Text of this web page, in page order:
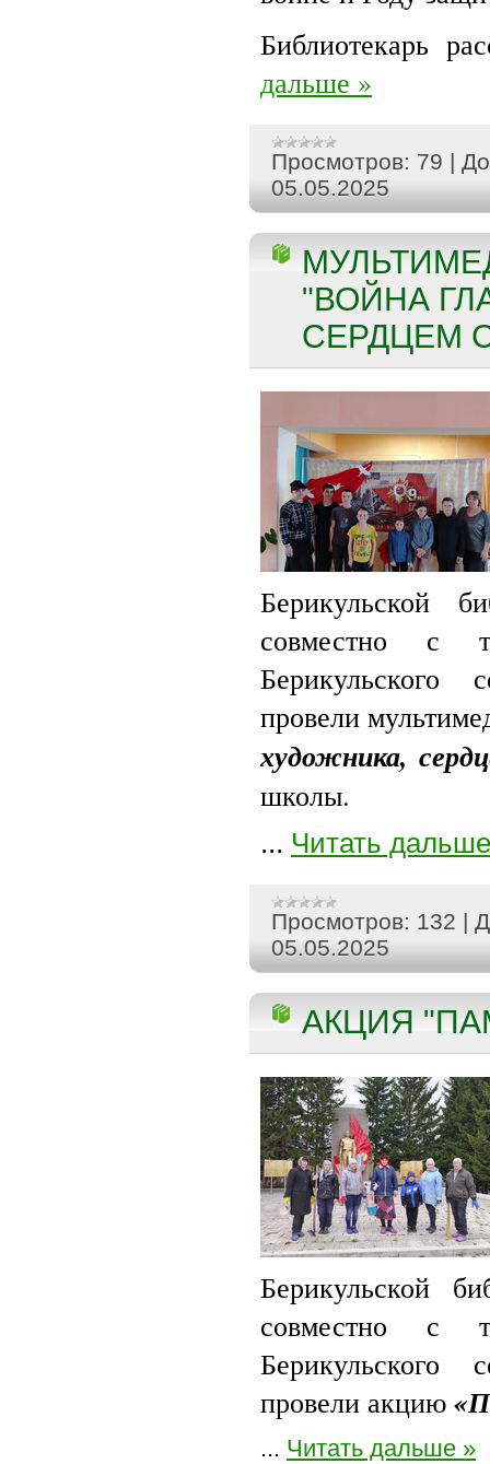
Библиотекарь
дальше »
Просмотров: 79 |
05.05.2025
"ВОЙНА
СЕРДЦЕМ
Берикульской
совместно с
Берикульского
провели
художника,
школы.
... Читать
Просмотров: 132 |
05.05.2025
АКЦИЯ
Берикульской
совместно с
Берикульского
провели акцию «
... Читать дальше »